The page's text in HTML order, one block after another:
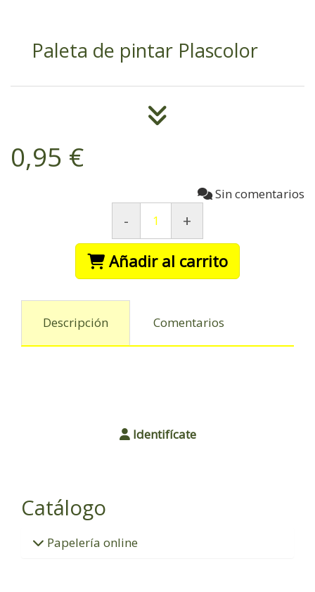
Paleta de pintar Plascolor
0,95 €
Sin comentarios
-
+
Añadir al carrito
Descripción Comentarios
Identifícate
Catálogo
Papelería online